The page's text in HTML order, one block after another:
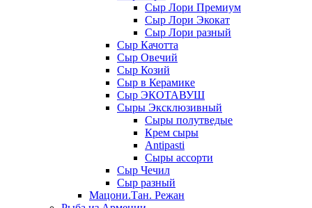
Сыр Лори Премиум
Сыр Лори Экокат
Сыр Лори разный
Сыр Качотта
Сыр Овечий
Сыр Козий
Сыр в Керамике
Сыр ЭКОТАВУШ
Сыры Эксклюзивный
Сыры полутведые
Крем сыры
Antipasti
Сыры ассорти
Сыр Чечил
Сыр разный
Мацони.Тан. Режан